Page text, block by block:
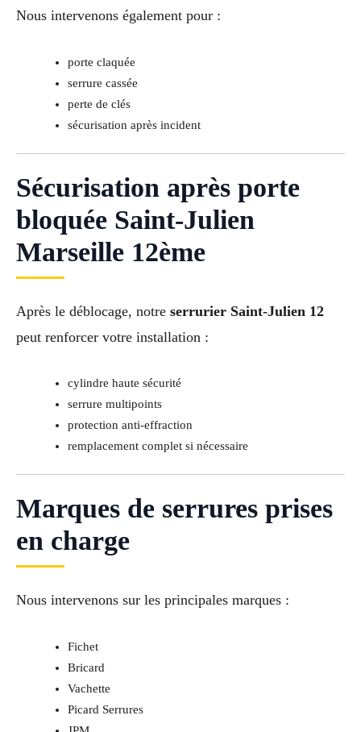
Nous intervenons également pour :
porte claquée
serrure cassée
perte de clés
sécurisation après incident
Sécurisation après porte
bloquée Saint-Julien
Marseille 12ème
Après le déblocage, notre serrurier Saint-Julien 12
peut renforcer votre installation :
cylindre haute sécurité
serrure multipoints
protection anti-effraction
remplacement complet si nécessaire
Marques de serrures prises
en charge
Nous intervenons sur les principales marques :
Fichet
Bricard
Vachette
Picard Serrures